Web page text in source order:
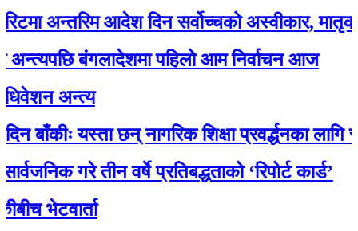
अन्तरिम आदेश दिन सर्वोच्चको अस्वीकार, मातृका
बंगलादेशमा पहिलो आम निर्वाचन आज
अन्त्य
यस्ता छन् नागरिक शिक्षा प्रवर्द्धनका लागि स्रोत
गरे तीन वर्षे प्रतिबद्धताको ‘रिपोर्ट कार्ड’